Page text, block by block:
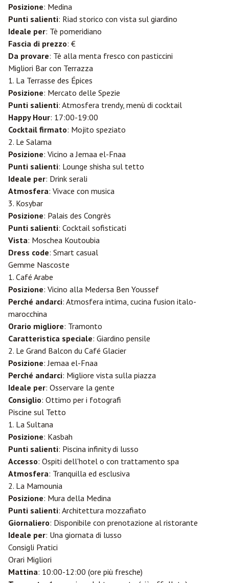
Posizione: Medina
Punti salienti: Riad storico con vista sul giardino
Ideale per: Tè pomeridiano
Fascia di prezzo: €
Da provare: Tè alla menta fresco con pasticcini
Migliori Bar con Terrazza
1. La Terrasse des Épices
Posizione: Mercato delle Spezie
Punti salienti: Atmosfera trendy, menù di cocktail
Happy Hour: 17:00-19:00
Cocktail firmato: Mojito speziato
2. Le Salama
Posizione: Vicino a Jemaa el-Fnaa
Punti salienti: Lounge shisha sul tetto
Ideale per: Drink serali
Atmosfera: Vivace con musica
3. Kosybar
Posizione: Palais des Congrès
Punti salienti: Cocktail sofisticati
Vista: Moschea Koutoubia
Dress code: Smart casual
Gemme Nascoste
1. Café Arabe
Posizione: Vicino alla Medersa Ben Youssef
Perché andarci: Atmosfera intima, cucina fusion italo-
marocchina
Orario migliore: Tramonto
Caratteristica speciale: Giardino pensile
2. Le Grand Balcon du Café Glacier
Posizione: Jemaa el-Fnaa
Perché andarci: Migliore vista sulla piazza
Ideale per: Osservare la gente
Consiglio: Ottimo per i fotografi
Piscine sul Tetto
1. La Sultana
Posizione: Kasbah
Punti salienti: Piscina infinity di lusso
Accesso: Ospiti dell'hotel o con trattamento spa
Atmosfera: Tranquilla ed esclusiva
2. La Mamounia
Posizione: Mura della Medina
Punti salienti: Architettura mozzafiato
Giornaliero: Disponibile con prenotazione al ristorante
Ideale per: Una giornata di lusso
Consigli Pratici
Orari Migliori
Mattina: 10:00-12:00 (ore più fresche)